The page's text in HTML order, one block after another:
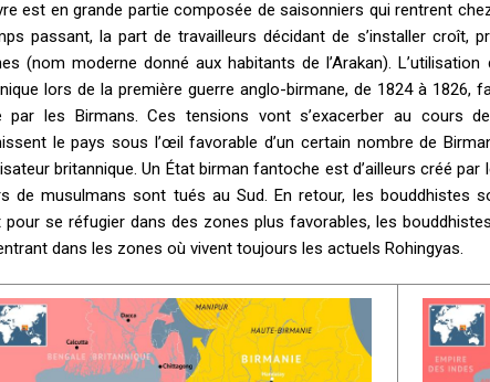
est en grande partie composée de saisonniers qui rentrent
passant, la part de travailleurs décidant de s’installer croît,
(nom moderne donné aux habitants de l’Arakan).
lors de la première guerre anglo-birmane, de 1824 à
par les Birmans. Ces tensions vont s’exacerber au cours
le pays sous l’œil favorable d’un certain nombre de
britannique. Un État birman fantoche est d’ailleurs créé
de musulmans sont tués au Sud. En retour, les bouddhistes
pour se réfugier dans des zones plus favorables, les
dans les zones où vivent toujours les actuels Rohingyas.